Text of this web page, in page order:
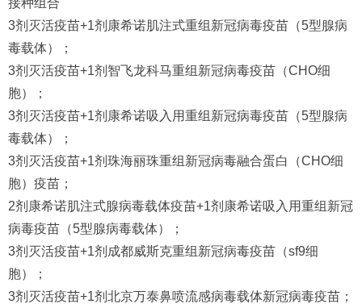
接种组合
3剂灭活疫苗+1剂康希诺肌注式重组新冠病毒疫苗（5型腺病
毒载体）；
3剂灭活疫苗+1剂智飞龙科马重组新冠病毒疫苗（CHO细
胞）；
3剂灭活疫苗+1剂康希诺吸入用重组新冠病毒疫苗（5型腺病
毒载体）；
3剂灭活疫苗+1剂珠海丽珠重组新冠病毒融合蛋白（CHO细
胞）疫苗；
2剂康希诺肌注式腺病毒载体疫苗+1剂康希诺吸入用重组新冠
病毒疫苗（5型腺病毒载体）；
3剂灭活疫苗+1剂成都威斯克重组新冠病毒疫苗（sf9细
胞）；
3剂灭活疫苗+1剂北京万泰鼻喷流感病毒载体新冠病毒疫苗；